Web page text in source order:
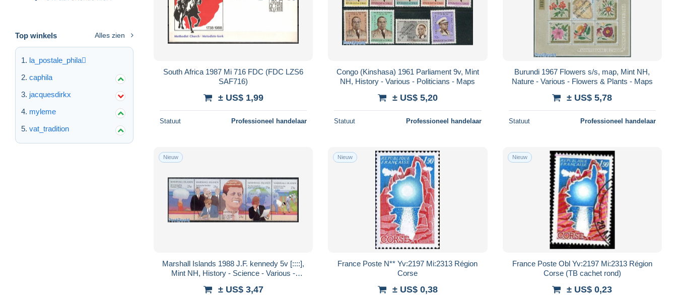
Top winkels Alles zien
la_postale_phila
caphila
jacquesdirkx
myleme
vat_tradition
South Africa 1987 Mi 716 FDC (FDC LZS6
SAF716)
± US$ 1,99
Statuut Professioneel handelaar
Congo (Kinshasa) 1961 Parliament 9v, Mint
NH, History - Various - Politicians - Maps
± US$ 5,20
Statuut Professioneel handelaar
Burundi 1967 Flowers s/s, map, Mint NH,
Nature - Various - Flowers & Plants - Maps
± US$ 5,78
Statuut Professioneel handelaar
Nieuw
Marshall Islands 1988 J.F. kennedy 5v [::::],
Mint NH, History - Science - Various -
± US$ 3,47
Nieuw
France Poste N** Yv:2197 Mi:2313 Région
Corse
± US$ 0,38
Nieuw
France Poste Obl Yv:2197 Mi:2313 Région
Corse (TB cachet rond)
± US$ 0,23